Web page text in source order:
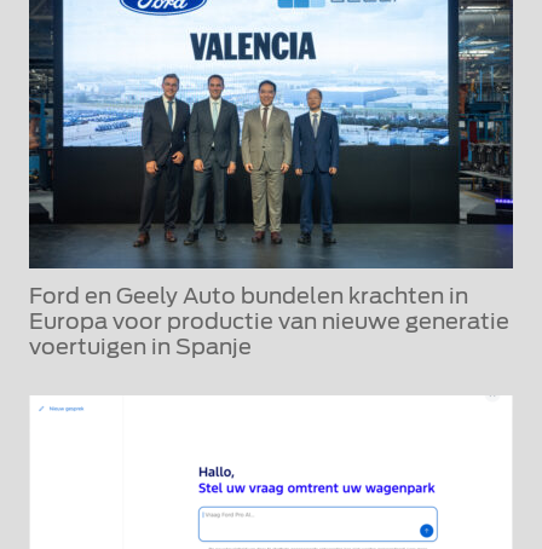
Ford en Geely Auto bundelen krachten in
Europa voor productie van nieuwe generatie
voertuigen in Spanje